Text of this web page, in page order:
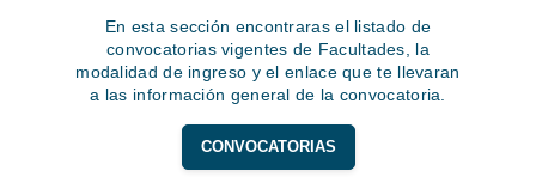
En esta sección encontraras el listado de
convocatorias vigentes de Facultades, la
modalidad de ingreso y el enlace que te llevaran
a las información general de la convocatoria.
CONVOCATORIAS